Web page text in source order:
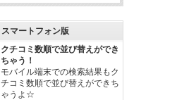
スマートフォン版
クチコミ数順で並び替えができ
ちゃう！
モバイル端末での検索結果もク
チコミ数順で並び替えができち
ゃうよ☆